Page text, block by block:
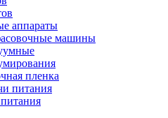
аппараты
машины
пленка